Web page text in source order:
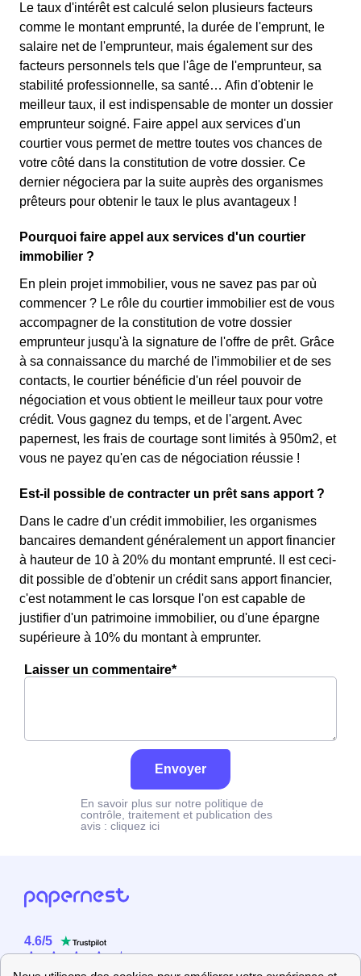
Le taux d'intérêt est calculé selon plusieurs facteurs
comme le montant emprunté, la durée de l'emprunt, le
salaire net de l'emprunteur, mais également sur des
facteurs personnels tels que l'âge de l'emprunteur, sa
stabilité professionnelle, sa santé… Afin d'obtenir le
meilleur taux, il est indispensable de monter un dossier
emprunteur soigné. Faire appel aux services d'un
courtier vous permet de mettre toutes vos chances de
votre côté dans la constitution de votre dossier. Ce
dernier négociera par la suite auprès des organismes
prêteurs pour obtenir le taux le plus avantageux !
Pourquoi faire appel aux services d'un courtier
immobilier ?
En plein projet immobilier, vous ne savez pas par où
commencer ? Le rôle du courtier immobilier est de vous
accompagner de la constitution de votre dossier
emprunteur jusqu'à la signature de l'offre de prêt. Grâce
à sa connaissance du marché de l'immobilier et de ses
contacts, le courtier bénéficie d'un réel pouvoir de
négociation et vous obtient le meilleur taux pour votre
crédit. Vous gagnez du temps, et de l'argent. Avec
papernest, les frais de courtage sont limités à 950m2, et
vous ne payez qu'en cas de négociation réussie !
Est-il possible de contracter un prêt sans apport ?
Dans le cadre d'un crédit immobilier, les organismes
bancaires demandent généralement un apport financier
à hauteur de 10 à 20% du montant emprunté. Il est ceci-
dit possible de d'obtenir un crédit sans apport financier,
c'est notamment le cas lorsque l'on est capable de
justifier d'un patrimoine immobilier, ou d'une épargne
supérieure à 10% du montant à emprunter.
Laisser un commentaire*
Envoyer
En savoir plus sur notre politique de
contrôle, traitement et publication des
avis : cliquez ici
4.6/5
2358 utilisateurs